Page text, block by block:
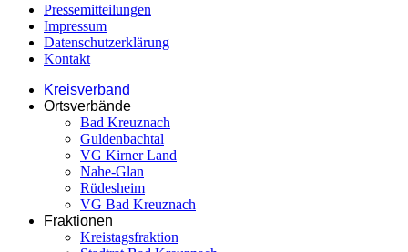
Pressemitteilungen
Impressum
Datenschutzerklärung
Kontakt
Kreisverband
Ortsverbände
Bad Kreuznach
Guldenbachtal
VG Kirner Land
Nahe-Glan
Rüdesheim
VG Bad Kreuznach
Fraktionen
Kreistagsfraktion